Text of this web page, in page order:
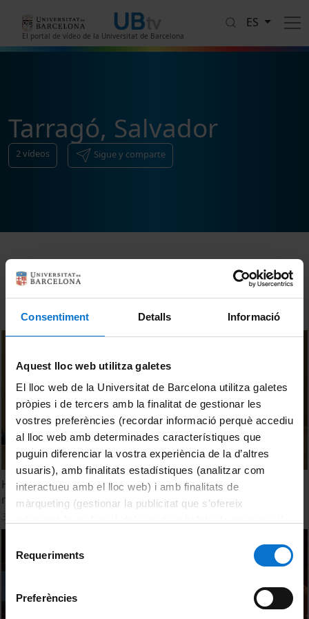
Consentiment Detalls Informació
Aquest lloc web utilitza galetes
El lloc web de la Universitat de Barcelona utilitza galetes
pròpies i de tercers amb la finalitat de gestionar les
vostres preferències (recordar informació perquè accediu
al lloc web amb determinades característiques que
puguin diferenciar la vostra experiència de la d’altres
usuaris), amb finalitats estadístiques (analitzar com
interactueu amb el lloc web) i amb finalitats de
màrqueting (gestionar la publicitat que s’ofereix
consultar laPolítica de galetes del lloc web de la
Requeriments
Preferències
El portal de vídeo de la Universitat de Barcelona
ES
Tarragó, Salvador
2vídeos Sigue y comparte
Ordenar
Homenatge: Salvador Tarragó, una trajectòria
reivindicativa de Cerdà